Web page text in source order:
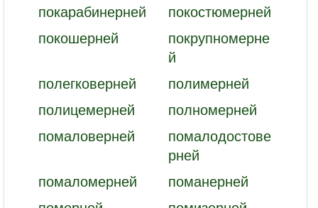
покарабинерней
покостюмерней
покошерней
покрупномерне
й
полегковерней
полимерней
полицемерней
полномерней
помаловерней
помалодостове
рней
помаломерней
поманерней